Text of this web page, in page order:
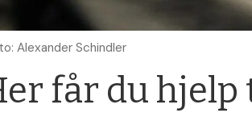
Alexander Schindler
får du